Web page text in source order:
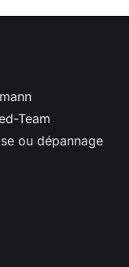
Team
ou dépannage